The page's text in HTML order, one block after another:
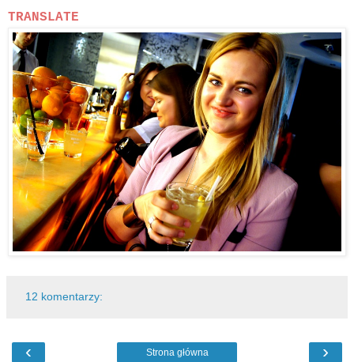
TRANSLATE
12 komentarzy:
‹ ›
Strona główna